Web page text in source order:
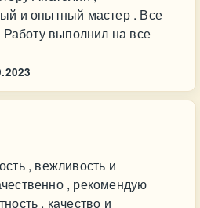
и опытный мастер . Все
Работу выполнил на все
, вежливость и
, рекомендую
, качество и